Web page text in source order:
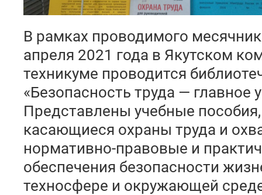
В рамках проводимого
апреля 2021 года в Якутском
техникуме проводится
«Безопасность труда — главное
Представлены учебные пособия,
касающиеся охраны труда и
нормативно-правовые и
обеспечения безопасности
техносфере и окружающей